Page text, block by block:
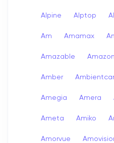
Alpine Alptop
Am Amamax
Amazable Amazon
Amber
Amegia Amera
Ameta Amiko
Amorvue